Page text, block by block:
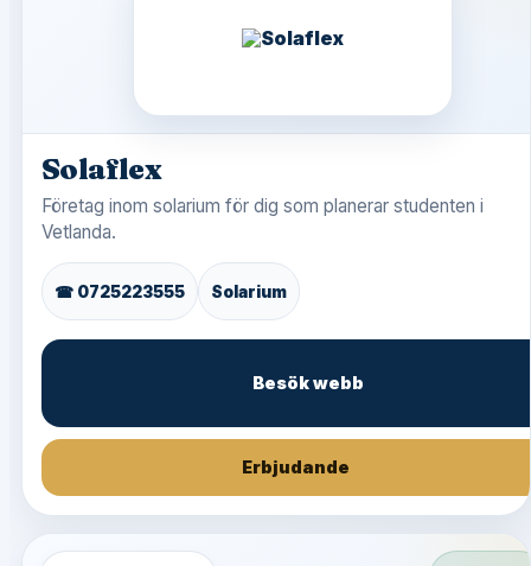
Solaflex
Företag inom solarium för dig som planerar studenten i
Vetlanda.
☎ 0725223555 Solarium
Besök webb
Erbjudande